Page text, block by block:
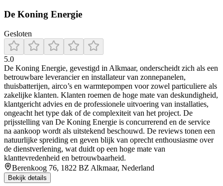
De Koning Energie
Gesloten
5.0
De Koning Energie, gevestigd in Alkmaar, onderscheidt zich als een
betrouwbare leverancier en installateur van zonnepanelen,
thuisbatterijen, airco’s en warmtepompen voor zowel particuliere als
zakelijke klanten. Klanten roemen de hoge mate van deskundigheid,
klantgericht advies en de professionele uitvoering van installaties,
ongeacht het type dak of de complexiteit van het project. De
prijsstelling van De Koning Energie is concurrerend en de service
na aankoop wordt als uitstekend beschouwd. De reviews tonen een
natuurlijke spreiding en geven blijk van oprecht enthousiasme over
de dienstverlening, wat duidt op een hoge mate van
klanttevredenheid en betrouwbaarheid.
Berenkoog 76, 1822 BZ Alkmaar, Nederland
Bekijk details